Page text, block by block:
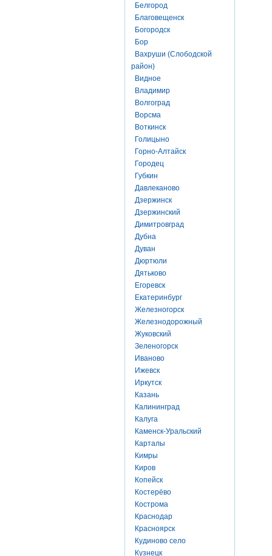
Белгород
Благовещенск
Богородск
Бор
Вахруши (Слободской
район)
Видное
Владимир
Волгоград
Ворсма
Воткинск
Голицыно
Горно-Алтайск
Городец
Губкин
Давлеканово
Дзержинск
Дзержинский
Димитровград
Дубна
Дуван
Дюртюли
Дятьково
Егоревск
Екатеринбург
Железногорск
Железнодорожный
Жуковский
Зеленогорск
Иваново
Ижевск
Иркутск
Казань
Калининград
Калуга
Каменск-Уральский
Карталы
Кимры
Киров
Копейск
Костерёво
Кострома
Краснодар
Красноярск
Кудиново село
Кузнецк